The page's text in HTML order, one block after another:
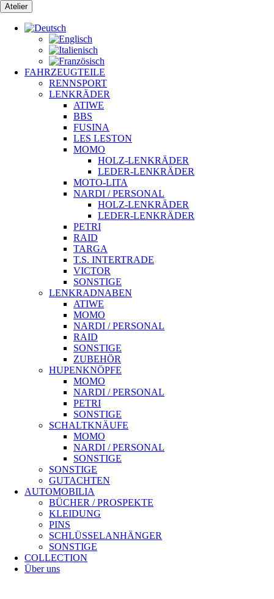
Zum
Inhalt
springen
Atelier
FAHRZEUGTEILE
RENNSPORT
LENKRÄDER
ATIWE
BBS
FUSINA
LES LESTON
MOMO
HOLZ-LENKRÄDER
LEDER-LENKRÄDER
MOTO-LITA
NARDI / PERSONAL
HOLZ-LENKRÄDER
LEDER-LENKRÄDER
PETRI
RAID
TARGA
T.S. INTERTRADE
VICTOR
SONSTIGE
LENKRADNABEN
ATIWE
MOMO
NARDI / PERSONAL
RAID
SONSTIGE
ZUBEHÖR
HUPENKNÖPFE
MOMO
NARDI / PERSONAL
PETRI
SONSTIGE
SCHALTKNÄUFE
MOMO
NARDI / PERSONAL
SONSTIGE
SONSTIGE
GUTACHTEN
AUTOMOBILIA
BÜCHER / PROSPEKTE
KLEIDUNG
PINS
SCHLÜSSELANHÄNGER
SONSTIGE
COLLECTION
Über uns